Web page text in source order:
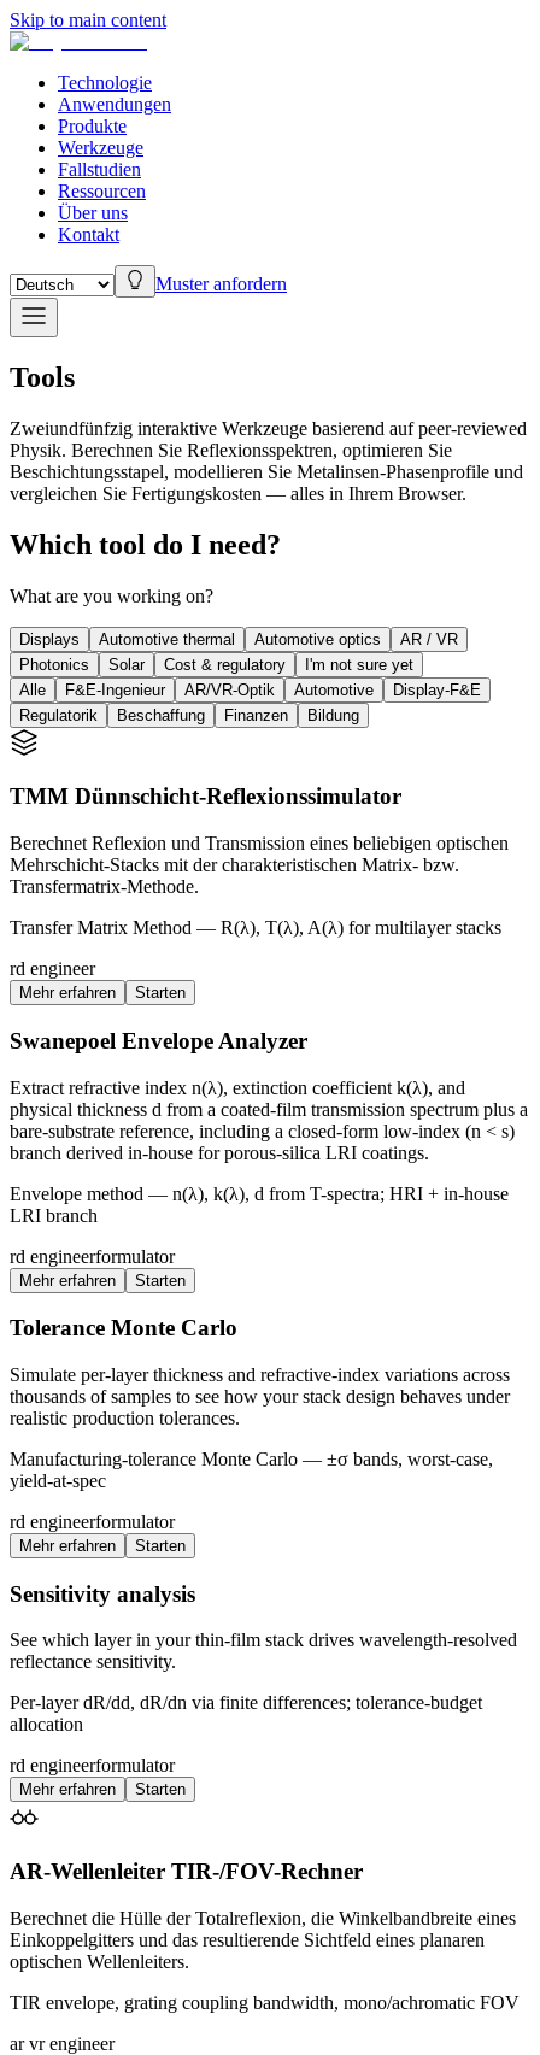
Skip to main content
Technologie
Anwendungen
Produkte
Werkzeuge
Fallstudien
Ressourcen
Über uns
Kontakt
Muster anfordern
Tools
Zweiundfünfzig interaktive Werkzeuge basierend auf peer-reviewed
Physik. Berechnen Sie Reflexionsspektren, optimieren Sie
Beschichtungsstapel, modellieren Sie Metalinsen-Phasenprofile und
vergleichen Sie Fertigungskosten — alles in Ihrem Browser.
Which tool do I need?
What are you working on?
Displays Automotive thermal Automotive optics
AR / VR
Photonics
Solar Cost & regulatory
I'm not sure yet
Alle
F&E-Ingenieur AR/VR-Optik Automotive
Display-F&E
Regulatorik
Beschaffung Finanzen Bildung
TMM Dünnschicht-Reflexionssimulator
Berechnet Reflexion und Transmission eines beliebigen optischen
Mehrschicht-Stacks mit der charakteristischen Matrix- bzw.
Transfermatrix-Methode.
Transfer Matrix Method — R(λ), T(λ), A(λ) for multilayer stacks
rd engineer
Mehr erfahren Starten
Swanepoel Envelope Analyzer
Extract refractive index n(λ), extinction coefficient k(λ), and
physical thickness d from a coated-film transmission spectrum plus a
bare-substrate reference, including a closed-form low-index (n < s)
branch derived in-house for porous-silica LRI coatings.
Envelope method — n(λ), k(λ), d from T-spectra; HRI + in-house
LRI branch
rd engineerformulator
Mehr erfahren Starten
Tolerance Monte Carlo
Simulate per-layer thickness and refractive-index variations across
thousands of samples to see how your stack design behaves under
realistic production tolerances.
Manufacturing-tolerance Monte Carlo — ±σ bands, worst-case,
yield-at-spec
rd engineerformulator
Mehr erfahren Starten
Sensitivity analysis
See which layer in your thin-film stack drives wavelength-resolved
reflectance sensitivity.
Per-layer dR/dd, dR/dn via finite differences; tolerance-budget
allocation
rd engineerformulator
Mehr erfahren Starten
AR-Wellenleiter TIR-/FOV-Rechner
Berechnet die Hülle der Totalreflexion, die Winkelbandbreite eines
Einkoppelgitters und das resultierende Sichtfeld eines planaren
optischen Wellenleiters.
TIR envelope, grating coupling bandwidth, mono/achromatic FOV
ar vr engineer